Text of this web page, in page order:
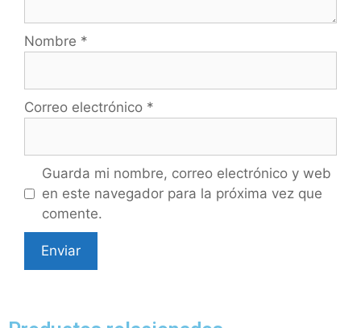
Nombre *
Correo electrónico *
Guarda mi nombre, correo electrónico y web
en este navegador para la próxima vez que
comente.